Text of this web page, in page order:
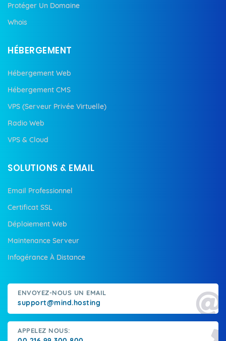
Protéger Un Domaine
Whois
HÉBERGEMENT
Hébergement Web
Hébergement CMS
VPS (Serveur Privée Virtuelle)
Radio Web
VPS & Cloud
SOLUTIONS & EMAIL
Email Professionnel
Certificat SSL
Déploiement Web
Maintenance Serveur
Infogérance À Distance
ENVOYEZ-NOUS UN EMAIL
support@mind.hosting
APPELEZ NOUS: